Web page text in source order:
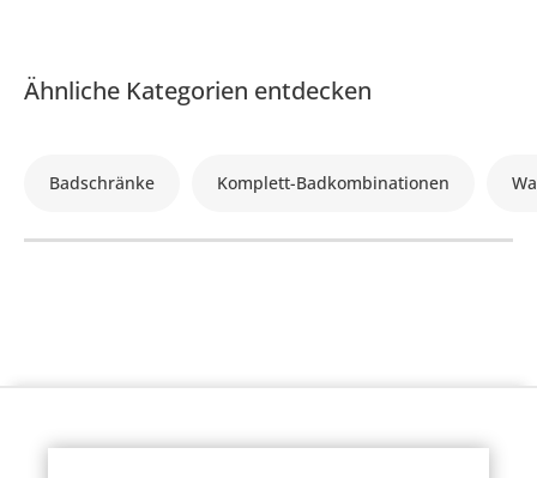
Ähnliche Kategorien entdecken
Badschränke Komplett-Badkombinationen